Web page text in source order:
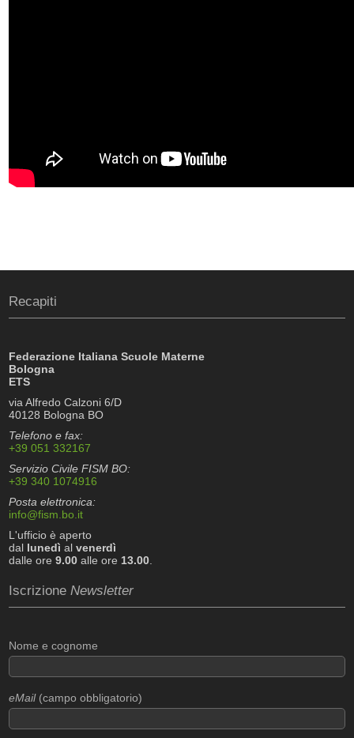
Recapiti
Federazione Italiana Scuole Materne
Bologna
ETS
via Alfredo Calzoni 6/D
40128 Bologna BO
Telefono e fax:
+39 051 332167
Servizio Civile FISM BO:
+39 340 1074916
Posta elettronica:
info@fism.bo.it
L'ufficio è aperto
dal lunedì alvenerdì
dalle ore9.00 alle ore 13.00
IscrizioneNewsletter
Nome e cognome
eMail(campo obbligatorio)